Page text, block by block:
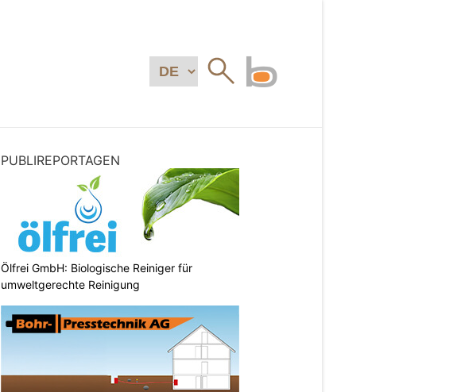
PUBLIREPORTAGEN
Ölfrei GmbH: Biologische Reiniger für
umweltgerechte Reinigung